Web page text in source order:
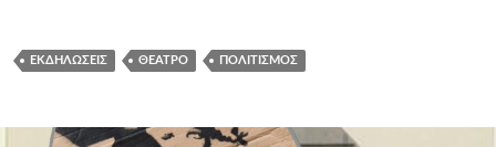
ΕΚΔΗΛΏΣΕΙΣ ΘΈΑΤΡΟ ΠΟΛΙΤΙΣΜΌΣ